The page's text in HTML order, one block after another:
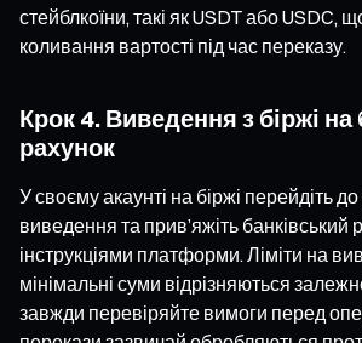
стейблкоїни, такі як USDT або USDC,
коливання вартості під час переказу.
Крок 4. Виведення з біржі на
рахунок
У своєму акаунті на біржі перейдіть до
виведення та прив’яжіть банківський
інструкціями платформи. Ліміти на
мінімальні суми відрізняються
завжди перевіряйте вимоги перед